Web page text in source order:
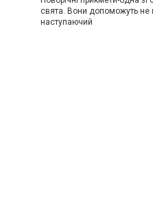
свята. Вони допоможуть не
наступаючий